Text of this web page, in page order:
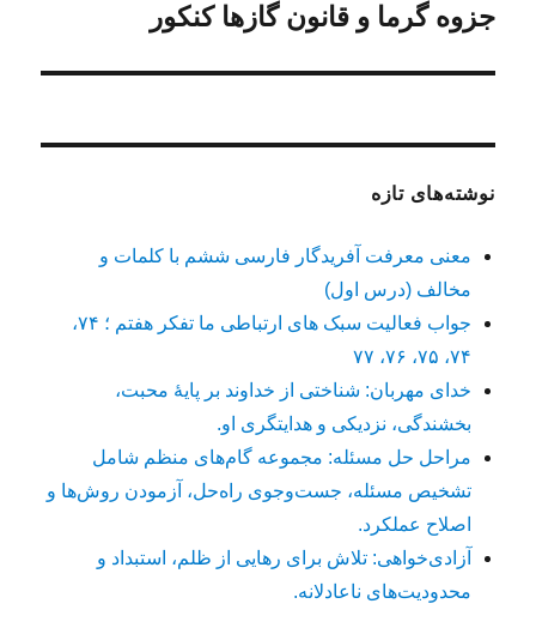
نوشته
جزوه گرما و قانون گازها کنکور
نوشته‌های تازه
معنی معرفت آفریدگار فارسی ششم با کلمات و
مخالف (درس اول)
جواب فعالیت سبک های ارتباطی ما تفکر هفتم ؛ ۷۴،
۷۴، ۷۵، ۷۶، ۷۷
خدای مهربان: شناختی از خداوند بر پایهٔ محبت،
بخشندگی، نزدیکی و هدایتگری او.
مراحل حل مسئله: مجموعه گام‌های منظم شامل
تشخیص مسئله، جست‌وجوی راه‌حل، آزمودن روش‌ها و
اصلاح عملکرد.
آزادی‌خواهی: تلاش برای رهایی از ظلم، استبداد و
محدودیت‌های ناعادلانه.